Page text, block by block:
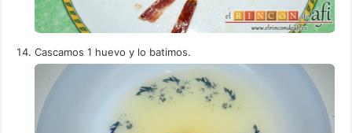
Cascamos 1 huevo y lo batimos.